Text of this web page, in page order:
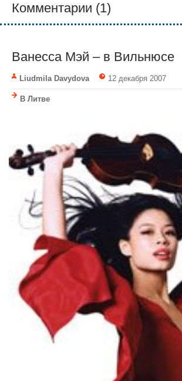
Комментарии (1)
Ванесса Мэй – в Вильнюсе
Liudmila Davydova 12 декабря 2007
В Литве